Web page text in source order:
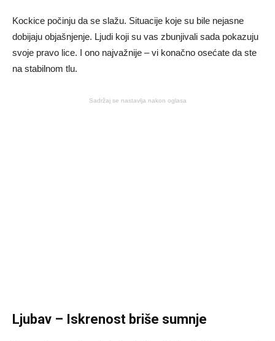
Kockice počinju da se slažu. Situacije koje su bile nejasne
dobijaju objašnjenje. Ljudi koji su vas zbunjivali sada pokazuju
svoje pravo lice. I ono najvažnije – vi konačno osećate da ste
na stabilnom tlu.
Sadržaj se nastavlja nakon oglasa
Ljubav – Iskrenost briše sumnje